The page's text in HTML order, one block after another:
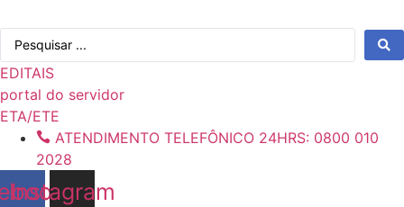
para
o
conteúdo
Pesquisar
EDITAIS
portal do servidor
ETA/ETE
ATENDIMENTO TELEFÔNICO 24HRS: 0800 010
2028
Instagram